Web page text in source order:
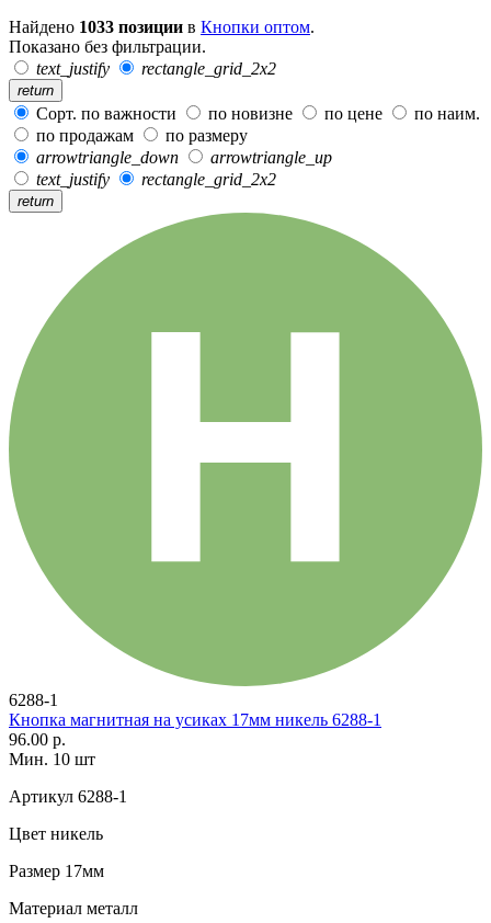
Найдено 1033 позиции в Кнопки оптом.
Показано без фильтрации.
text_justify
rectangle_grid_2x2
return
Сорт. по важности по новизне по цене
по наим.
по продажам
по размеру
arrowtriangle_down
arrowtriangle_up
text_justify
rectangle_grid_2x2
return
6288-1
Кнопка магнитная на усиках 17мм никель 6288-1
96.00 р.
Мин. 10 шт
Артикул 6288-1
Цвет никель
Размер 17мм
Материал металл